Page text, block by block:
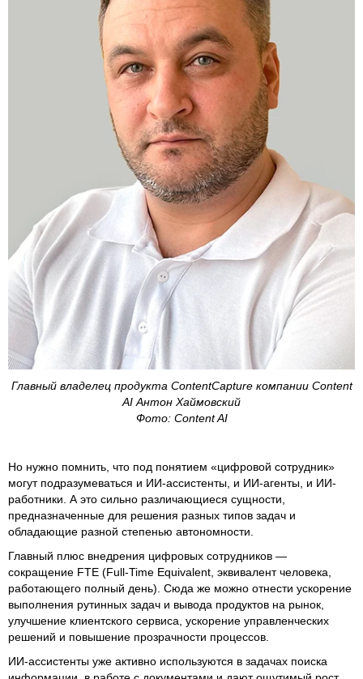
Главный владелец продукта ContentCapture компании Content
AI Антон Хаймовский
Фото: Content AI
Но нужно помнить, что под понятием «цифровой сотрудник»
могут подразумеваться и ИИ-ассистенты, и ИИ-агенты, и ИИ-
работники. А это сильно различающиеся сущности,
предназначенные для решения разных типов задач и
обладающие разной степенью автономности.
Главный плюс внедрения цифровых сотрудников —
сокращение FTE (Full‑Time Equivalent, эквивалент человека,
работающего полный день). Сюда же можно отнести ускорение
выполнения рутинных задач и вывода продуктов на рынок,
улучшение клиентского сервиса, ускорение управленческих
решений и повышение прозрачности процессов.
ИИ-ассистенты уже активно используются в задачах поиска